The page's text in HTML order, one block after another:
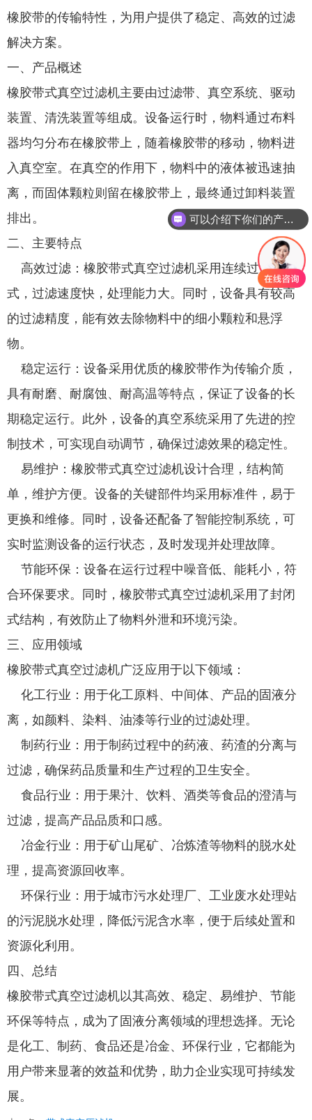
橡胶带的传输特性，为用户提供了稳定、高效的过滤
解决方案。
一、产品概述
橡胶带式真空过滤机主要由过滤带、真空系统、驱动
装置、清洗装置等组成。设备运行时，物料通过布料
器均匀分布在橡胶带上，随着橡胶带的移动，物料进
入真空室。在真空的作用下，物料中的液体被迅速抽
离，而固体颗粒则留在橡胶带上，最终通过卸料装置
排出。
二、主要特点
高效过滤：橡胶带式真空过滤机采用连续过滤方
式，过滤速度快，处理能力大。同时，设备具有较高
的过滤精度，能有效去除物料中的细小颗粒和悬浮
物。
稳定运行：设备采用优质的橡胶带作为传输介质，
具有耐磨、耐腐蚀、耐高温等特点，保证了设备的长
期稳定运行。此外，设备的真空系统采用了先进的控
制技术，可实现自动调节，确保过滤效果的稳定性。
易维护：橡胶带式真空过滤机设计合理，结构简
单，维护方便。设备的关键部件均采用标准件，易于
更换和维修。同时，设备还配备了智能控制系统，可
实时监测设备的运行状态，及时发现并处理故障。
节能环保：设备在运行过程中噪音低、能耗小，符
合环保要求。同时，橡胶带式真空过滤机采用了封闭
式结构，有效防止了物料外泄和环境污染。
三、应用领域
橡胶带式真空过滤机广泛应用于以下领域：
化工行业：用于化工原料、中间体、产品的固液分
离，如颜料、染料、油漆等行业的过滤处理。
制药行业：用于制药过程中的药液、药渣的分离与
过滤，确保药品质量和生产过程的卫生安全。
食品行业：用于果汁、饮料、酒类等食品的澄清与
过滤，提高产品品质和口感。
冶金行业：用于矿山尾矿、冶炼渣等物料的脱水处
理，提高资源回收率。
环保行业：用于城市污水处理厂、工业废水处理站
的污泥脱水处理，降低污泥含水率，便于后续处置和
资源化利用。
四、总结
橡胶带式真空过滤机以其高效、稳定、易维护、节能
环保等特点，成为了固液分离领域的理想选择。无论
是化工、制药、食品还是冶金、环保行业，它都能为
用户带来显著的效益和优势，助力企业实现可持续发
展。
可以介绍下你们的产品么